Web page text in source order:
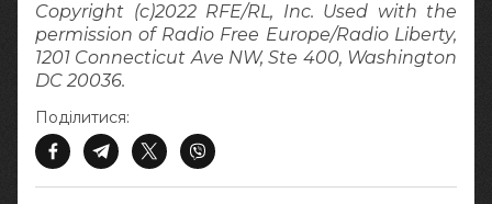
Copyright (c)2022 RFE/RL, Inc. Used with the
permission of Radio Free Europe/Radio Liberty,
1201 Connecticut Ave NW, Ste 400, Washington
DC 20036.
Поділитися: